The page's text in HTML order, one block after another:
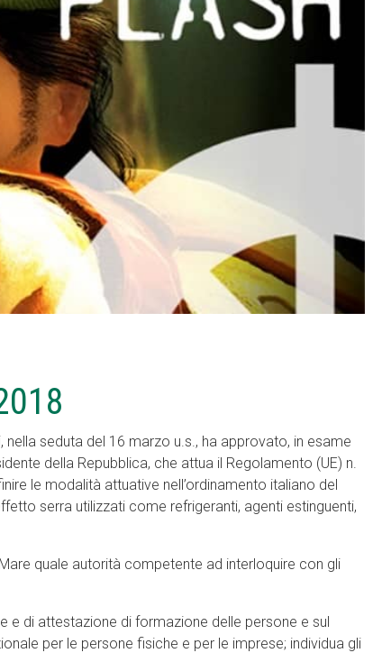
seduta del 16 marzo u.s., ha approvato, in esame
della Repubblica, che attua il Regolamento (UE) n.
le modalità attuative nell’ordinamento italiano del
serra utilizzati come refrigeranti, agenti estinguenti,
quale autorità competente ad interloquire con gli
e di attestazione di formazione delle persone e sul
per le persone fisiche e per le imprese; individua gli